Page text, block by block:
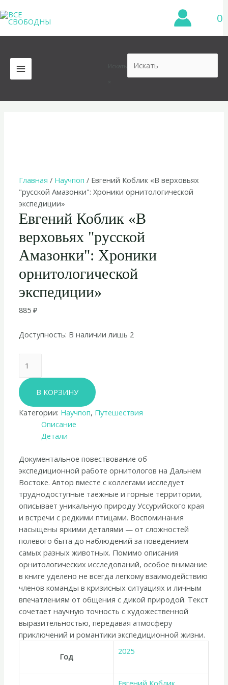
к
содержимому
0
MAIN
MENU
Главная / Научпоп / Евгений Коблик «В верховьях
"русской Амазонки": Хроники орнитологической
экспедиции»
Евгений Коблик «В
верховьях "русской
Амазонки": Хроники
орнитологической
экспедиции»
885₽
Доступность: В наличии лишь 2
товара
Евгений
Коблик
«В
верховьях
"русской
Амазонки":
орнитологической
экспедиции»
В КОРЗИНУ
Категории: Научпоп, Путешествия
Описание
Детали
Документальное повествование об
экспедиционной работе орнитологов на Дальнем
Востоке. Автор вместе с коллегами исследует
труднодоступные таежные и горные территории,
описывает уникальную природу Уссурийского края
и встречи с редкими птицами. Воспоминания
насыщены яркими деталями — от сложностей
полевого быта до наблюдений за поведением
самых разных животных. Помимо описания
орнитологических исследований, особое внимание
в книге уделено не всегда легкому взаимодействию
членов команды в кризисных ситуациях и личным
впечатлениям от общения с дикой природой. Текст
сочетает научную точность с художественной
выразительностью, передавая атмосферу
приключений и романтики экспедиционной жизни.
Год
2025
Евгений Коблик